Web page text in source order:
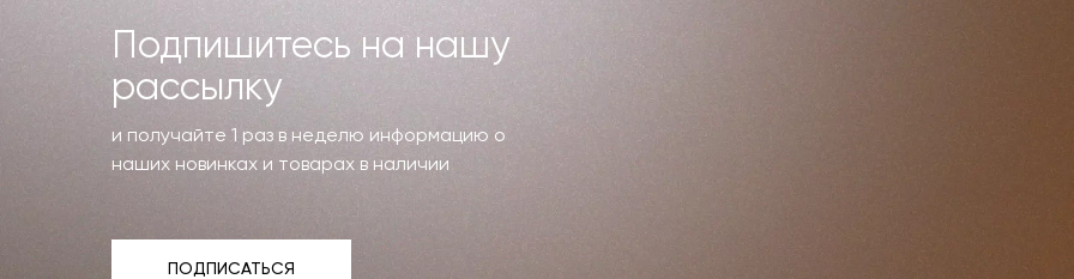
Подпишитесь на нашу
рассылку
и получайте 1 раз в неделю информацию о
наших новинках и товарах в наличии
ПОДПИСАТЬСЯ